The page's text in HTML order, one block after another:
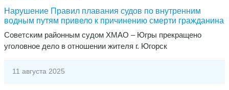
Нарушение Правил плавания судов по внутренним
водным путям привело к причинению смерти гражданина
Советским районным судом ХМАО – Югры прекращено
уголовное дело в отношении жителя г. Югорск
11 августа 2025